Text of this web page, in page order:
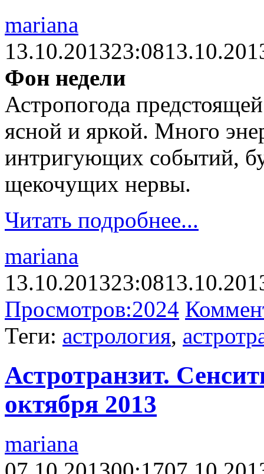
mariana
13.10.201323:08
Фон недели
Астропогода
ясной и яркой. Много
интригующих событий,
щекочущих нервы.
Читать подробнее...
mariana
13.10.201323:08
Просмотров:2024
Теги: астрология,
Астротранзит.
октября 2013
mariana